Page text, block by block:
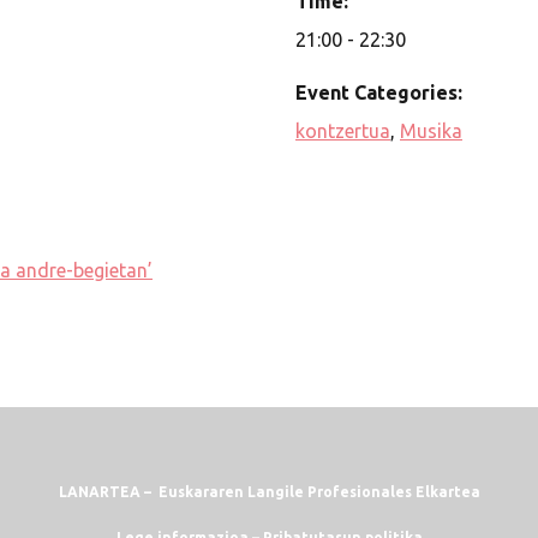
21:00 - 22:30
Event Categories:
kontzertua Musika
andre-begietan’
LANARTEA – Euskararen Langile Profesionales Elkartea